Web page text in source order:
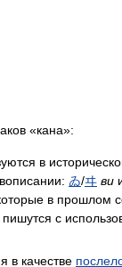
«кана»:
в
ゐ/ヰ ви
в прошлом
с
в качестве